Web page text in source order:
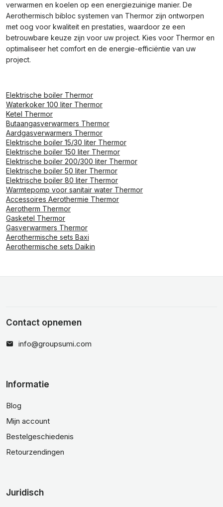
verwarmen en koelen op een energiezuinige manier. De
Aerothermisch bibloc systemen van Thermor zijn ontworpen
met oog voor kwaliteit en prestaties, waardoor ze een
betrouwbare keuze zijn voor uw project. Kies voor Thermor en
optimaliseer het comfort en de energie-efficiëntie van uw
project.
Elektrische boiler Thermor
Waterkoker 100 liter Thermor
Ketel Thermor
Butaangasverwarmers Thermor
Aardgasverwarmers Thermor
Elektrische boiler 15/30 liter Thermor
Elektrische boiler 150 liter Thermor
Elektrische boiler 200/300 liter Thermor
Elektrische boiler 50 liter Thermor
Elektrische boiler 80 liter Thermor
Warmtepomp voor sanitair water Thermor
Accessoires Aerothermie Thermor
Aerotherm Thermor
Gasketel Thermor
Gasverwarmers Thermor
Aerothermische sets Baxi
Aerothermische sets Daikin
Contact opnemen
info@groupsumi.com
Informatie
Blog
Mijn account
Bestelgeschiedenis
Retourzendingen
Juridisch